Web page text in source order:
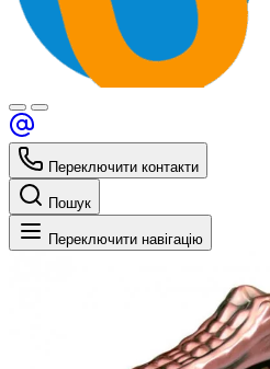
Переключити контакти
Пошук
Переключити навігацію